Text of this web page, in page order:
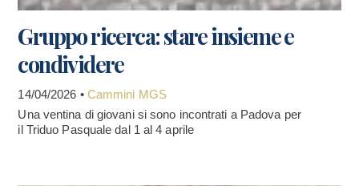
Gruppo ricerca: stare insieme e
condividere
14/04/2026 • Cammini MGS
Una ventina di giovani si sono incontrati a Padova per
il Triduo Pasquale dal 1 al 4 aprile